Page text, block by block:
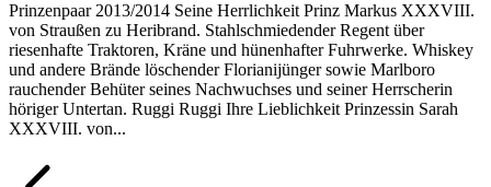
Prinzenpaar 2013/2014 Seine Herrlichkeit Prinz Markus XXXVIII.
von Straußen zu Heribrand. Stahlschmiedender Regent über
riesenhafte Traktoren, Kräne und hünenhafter Fuhrwerke. Whiskey
und andere Brände löschender Florianijünger sowie Marlboro
rauchender Behüter seines Nachwuchses und seiner Herrscherin
höriger Untertan. Ruggi Ruggi Ihre Lieblichkeit Prinzessin Sarah
XXXVIII. von...